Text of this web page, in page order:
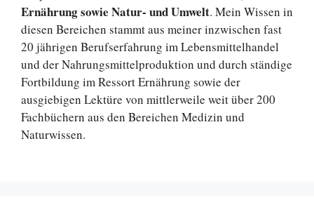
Ernährung sowie Natur- und Umwelt. Mein Wissen in
diesen Bereichen stammt aus meiner inzwischen fast
20 jährigen Berufserfahrung im Lebensmittelhandel
und der Nahrungsmittelproduktion und durch ständige
Fortbildung im Ressort Ernährung sowie der
ausgiebigen Lektüre von mittlerweile weit über 200
Fachbüchern aus den Bereichen Medizin und
Naturwissen.